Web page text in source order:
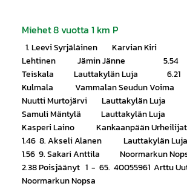
Miehet 8 vuotta 1 km P
1. Leevi Syrjäläinen Karvian Kiri
Lehtinen Jämin Jänne 5.54
Teiskala Lauttakylän Luja 6.21
Kulmala Vammalan Seudun
Nuutti Murtojärvi Lauttakylän Luja
Samuli Mäntylä Lauttakylän Luja
Kasperi Laino Kankaanpään
1.46 8. Akseli Alanen
1.56 9. Sakari Anttila
2.38 Poisjäänyt 1 - 65. 40055961
Noormarkun Nopsa